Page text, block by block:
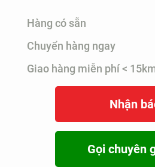
Hàng có sẵn
Chuyển hàng ngay
Giao hàng miễn phí <
Nhận
Gọi chuyên